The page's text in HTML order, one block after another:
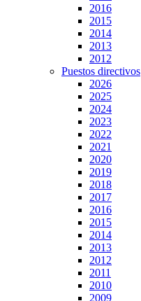
2016
2015
2014
2013
2012
Puestos directivos
2026
2025
2024
2023
2022
2021
2020
2019
2018
2017
2016
2015
2014
2013
2012
2011
2010
2009